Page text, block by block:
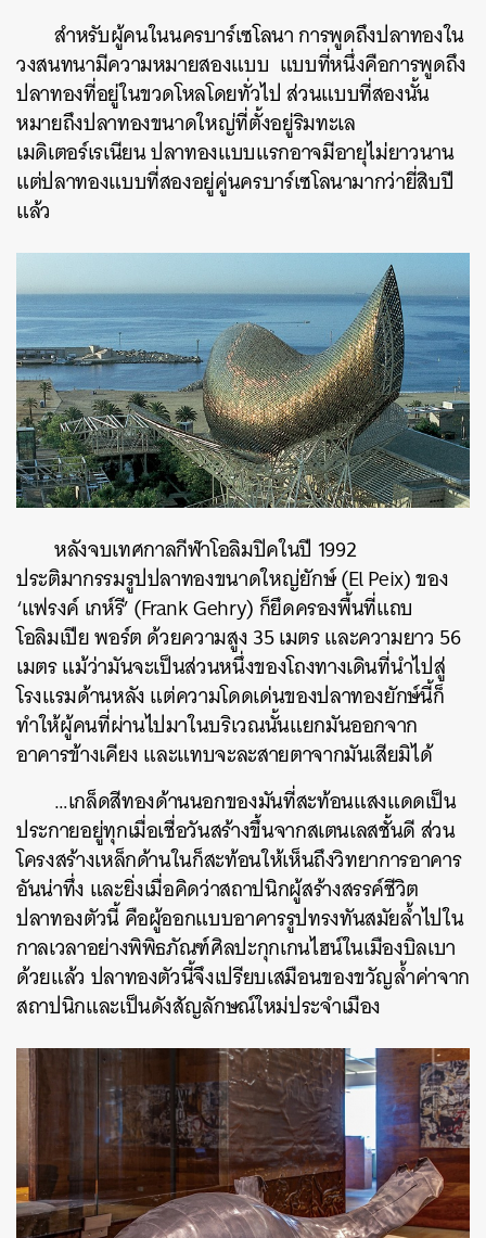
สำหรับผู้คนในนครบาร์เซโลนาการพูดถึงปลาทองใน
วงสนทนามีความหมายสองแบบ แบบที่หนึ่งคือการพูดถึง
ปลาทองที่อยู่ในขวดโหลโดยทั่วไปส่วนแบบที่สองนั้น
หมายถึงปลาทองขนาดใหญ่ที่ตั้งอยู่ริมทะเล
เมดิเตอร์เรเนียนปลาทองแบบแรกอาจมีอายุไม่ยาวนาน
แต่ปลาทองแบบที่สองอยู่คู่นครบาร์เซโลนามากว่ายี่สิบปี
แล้ว
หลังจบเทศกาลกีฬาโอลิมปิคในปี 1992
ประติมากรรมรูปปลาทองขนาดใหญ่ยักษ์(El Peix)ของ
‘แฟรงค์เกห์รี’ (Frank Gehry)ก็ยึดครองพื้นที่แถบ
โอลิมเปียพอร์ตด้วยความสูง35เมตรและความยาว 56
เมตรแม้ว่ามันจะเป็นส่วนหนึ่งของโถงทางเดินที่นำไปสู่
โรงแรมด้านหลังแต่ความโดดเด่นของปลาทองยักษ์นี้ก็
ทำให้ผู้คนที่ผ่านไปมาในบริเวณนั้นแยกมันออกจาก
อาคารข้างเคียงและแทบจะละสายตาจากมันเสียมิได้
…เกล็ดสีทองด้านนอกของมันที่สะท้อนแสงแดดเป็น
ประกายอยู่ทุกเมื่อเชื่อวันสร้างขึ้นจากสเตนเลสชั้นดีส่วน
โครงสร้างเหล็กด้านในก็สะท้อนให้เห็นถึงวิทยาการอาคาร
อันน่าทึ่ง และยิ่งเมื่อคิดว่าสถาปนิกผู้สร้างสรรค์ชีวิต
ปลาทองตัวนี้คือผู้ออกแบบอาคารรูปทรงทันสมัยล้ำไปใน
กาลเวลาอย่างพิพิธภัณฑ์ศิลปะกุกเกนไฮน์ในเมืองบิลเบา
ด้วยแล้ว ปลาทองตัวนี้จึงเปรียบเสมือนของขวัญล้ำค่าจาก
สถาปนิกและเป็นดังสัญลักษณ์ใหม่ประจำเมือง